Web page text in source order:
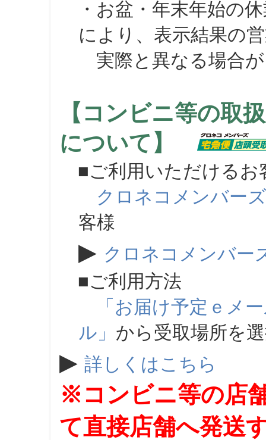
・お盆・年末年始の
により、表示結果の
実際と異なる場合が
【コンビニ等の取
について】
■ご利用いただけるお
クロネコメンバーズ
客様
▶ クロネコメンバー
■ご利用方法
「お届け予定ｅメ
ル」 から受取場所を
▶ 詳しくはこちら
※コンビニ等の店
て直接店舗へ発送